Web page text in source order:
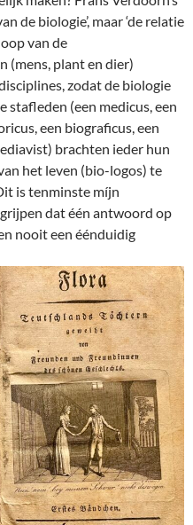
de biologie’, maar ‘de relatie
van de
(mens, plant en dier)
zodat de biologie
stafleden (een medicus, een
een biograficus, een
brachten ieder hun
het leven (bio-logos) te
is tenminste míjn
dat één antwoord op
nooit een éénduidig